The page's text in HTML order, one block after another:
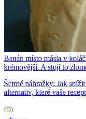
Banán místo másla v
krémovější. A stojí to
Šetrné náhražky: Jak
alternativ, které vaše